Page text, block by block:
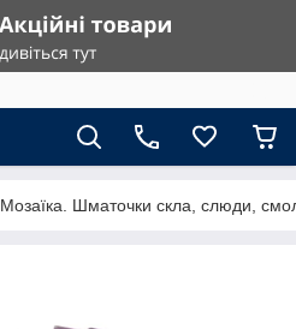
Мозаїка. Шматочки скла, слюди,